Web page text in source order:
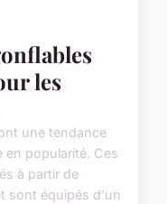
les
une tendance
en popularité. Ces
à partir de
sont équipés d'un